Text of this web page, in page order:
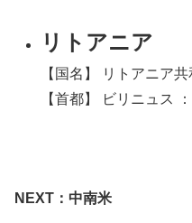
リトアニア
【国名】 リトアニア
【首都】 ビリニュス
NEXT：中南米